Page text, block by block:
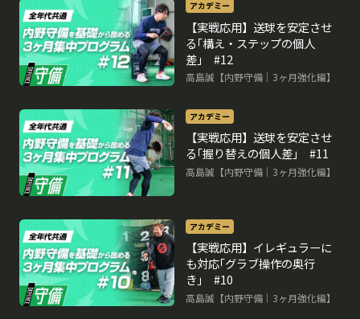
アカデミー
【実戦応用】送球を安定させ
る｢構え・ステップの個人
差｣ #12
高島誠【内野守備｜3ヶ月強化編】
アカデミー
【実戦応用】送球を安定させ
る｢握り替えの個人差｣ #11
高島誠【内野守備｜3ヶ月強化編】
アカデミー
【実戦応用】イレギュラーに
も対応｢グラブ操作の奥行
き｣ #10
高島誠【内野守備｜3ヶ月強化編】